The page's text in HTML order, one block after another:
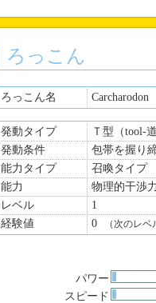
ろっこん
ろっこん名 Carcharodon
発動タイプ
Ｔ型（tool-
発動条件
包帯を握り
能力タイプ
召喚タイプ
能力
物理的干渉
レベル
1
経験値
0 （次のレ
パワー
スピード